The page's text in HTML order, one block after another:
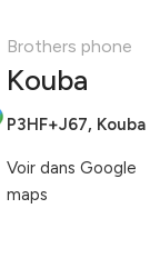
Brothers phone
Kouba
P3HF+J67, Kouba
Voir dans Google
maps